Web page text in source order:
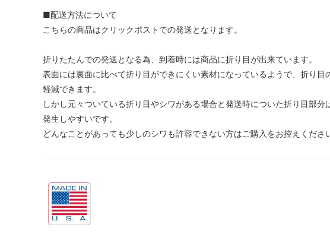
■配送方法について
こちらの商品はクリックポストでの発送となります。
折りたたんでの発送となる為、到着時には商品に折り目が出来ています。
表面には裏面に比べて折り目ができにくい素材になっているようで、折り目
軽減できます。
しかし元々ついている折り目やシワがある場合と発送時についた折り目部
発生しやすいです。
どんなことがあっても少しのシワも許容できない方はご購入をお控えくださ